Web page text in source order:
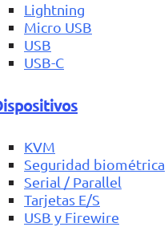
Lightning
Micro USB
USB
USB-C
KVM
Seguridad biométrica
Serial / Parallel
Tarjetas E/S
USB y Firewire